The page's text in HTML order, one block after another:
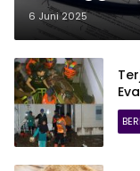
Bayar 10
6 Juni 2025